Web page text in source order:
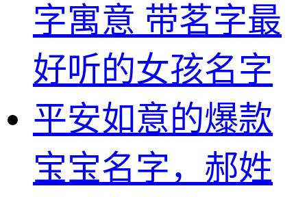
字寓意 带茗字最
好听的女孩名字
平安如意的爆款
宝宝名字，郝姓